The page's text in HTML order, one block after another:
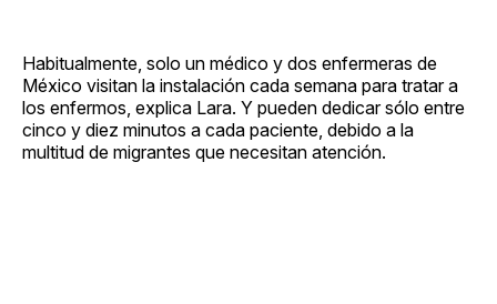
Habitualmente, solo un médico y dos enfermeras de
México visitan la instalación cada semana para tratar a
los enfermos, explica Lara. Y pueden dedicar sólo entre
cinco y diez minutos a cada paciente, debido a la
multitud de migrantes que necesitan atención.